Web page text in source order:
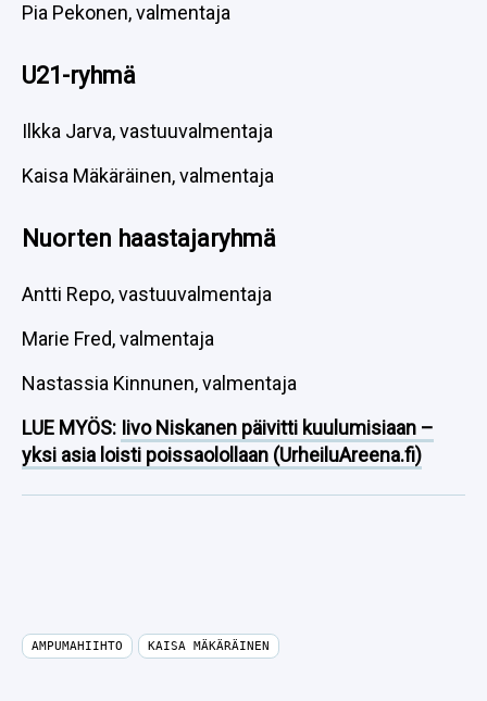
Pia Pekonen, valmentaja
U21-ryhmä
Ilkka Jarva, vastuuvalmentaja
Kaisa Mäkäräinen, valmentaja
Nuorten haastajaryhmä
Antti Repo, vastuuvalmentaja
Marie Fred, valmentaja
Nastassia Kinnunen, valmentaja
LUE MYÖS: Iivo Niskanen päivitti kuulumisiaan –
yksi asia loisti poissaolollaan (UrheiluAreena.fi)
AMPUMAHIIHTO KAISA MÄKÄRÄINEN